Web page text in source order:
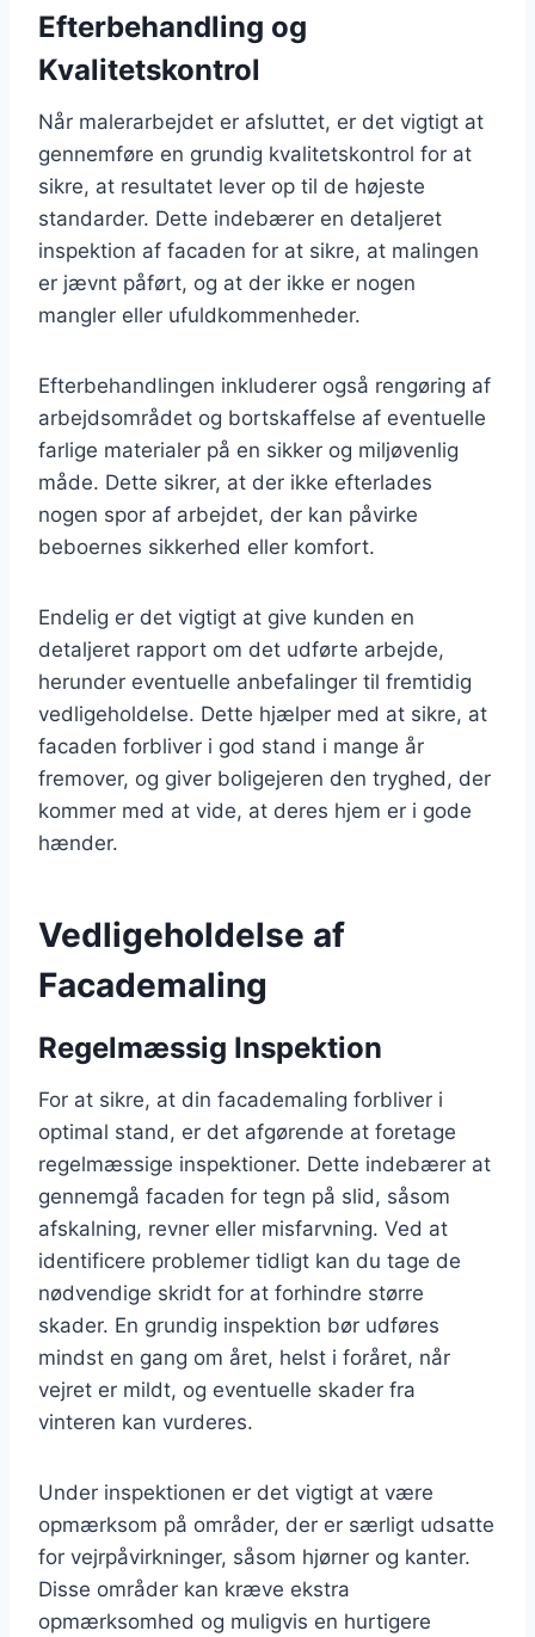
Efterbehandling og
Kvalitetskontrol
Når malerarbejdet er afsluttet, er det vigtigt at
gennemføre en grundig kvalitetskontrol for at
sikre, at resultatet lever op til de højeste
standarder. Dette indebærer en detaljeret
inspektion af facaden for at sikre, at malingen
er jævnt påført, og at der ikke er nogen
mangler eller ufuldkommenheder.
Efterbehandlingen inkluderer også rengøring af
arbejdsområdet og bortskaffelse af eventuelle
farlige materialer på en sikker og miljøvenlig
måde. Dette sikrer, at der ikke efterlades
nogen spor af arbejdet, der kan påvirke
beboernes sikkerhed eller komfort.
Endelig er det vigtigt at give kunden en
detaljeret rapport om det udførte arbejde,
herunder eventuelle anbefalinger til fremtidig
vedligeholdelse. Dette hjælper med at sikre, at
facaden forbliver i god stand i mange år
fremover, og giver boligejeren den tryghed, der
kommer med at vide, at deres hjem er i gode
hænder.
Vedligeholdelse af
Facademaling
Regelmæssig Inspektion
For at sikre, at din facademaling forbliver i
optimal stand, er det afgørende at foretage
regelmæssige inspektioner. Dette indebærer at
gennemgå facaden for tegn på slid, såsom
afskalning, revner eller misfarvning. Ved at
identificere problemer tidligt kan du tage de
nødvendige skridt for at forhindre større
skader. En grundig inspektion bør udføres
mindst en gang om året, helst i foråret, når
vejret er mildt, og eventuelle skader fra
vinteren kan vurderes.
Under inspektionen er det vigtigt at være
opmærksom på områder, der er særligt udsatte
for vejrpåvirkninger, såsom hjørner og kanter.
Disse områder kan kræve ekstra
opmærksomhed og muligvis en hurtigere